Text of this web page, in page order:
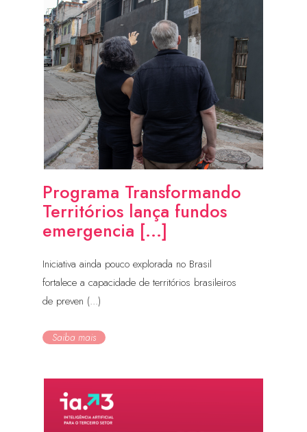
Programa Transformando
Territórios lança fundos
emergencia [...]
Iniciativa ainda pouco explorada no Brasil
fortalece a capacidade de territórios brasileiros
de preven (...)
Saiba mais